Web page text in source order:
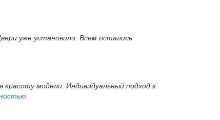
уже установили. Всем остались
модели. Индивидуальный подход к